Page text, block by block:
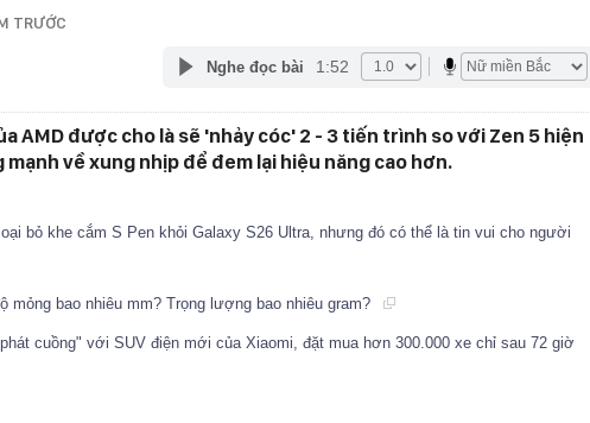
TRƯỚC
Nghe đọc bài 1:52
AMD được cho là sẽ 'nhảy cóc' 2 - 3 tiến trình so với Zen 5 hiện
về xung nhịp để đem lại hiệu năng cao hơn.
bỏ khe cắm S Pen khỏi Galaxy S26 Ultra, nhưng đó có thể là tin vui cho người
mỏng bao nhiêu mm? Trọng lượng bao nhiêu gram?
cuồng" với SUV điện mới của Xiaomi, đặt mua hơn 300.000 xe chỉ sau 72 giờ